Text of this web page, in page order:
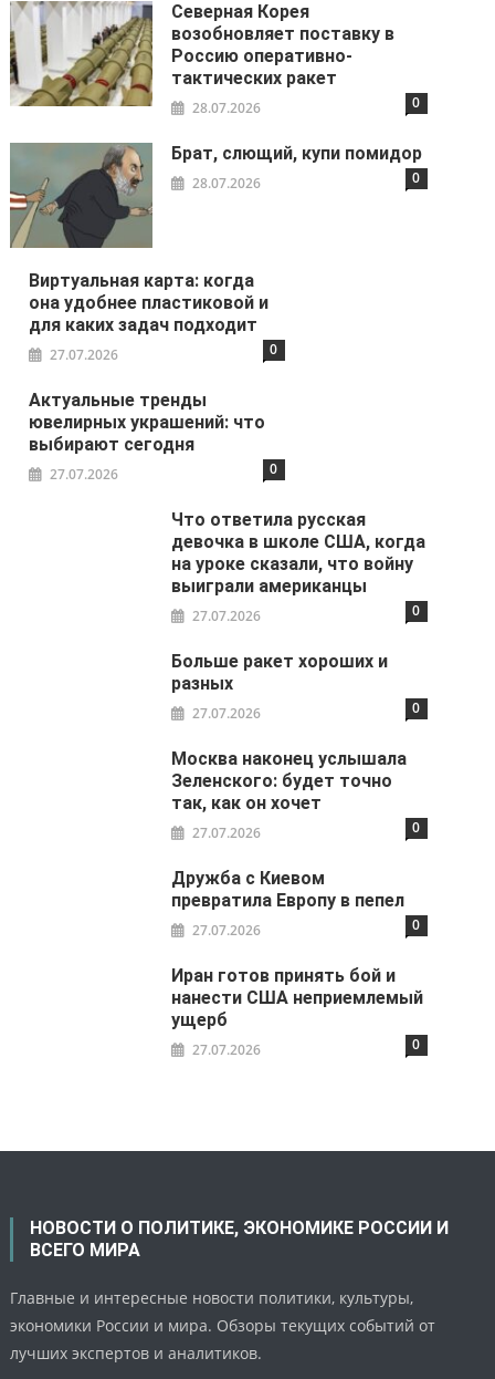
Северная Корея
возобновляет поставку в
Россию оперативно-
тактических ракет
28.07.2026 0
Брат, слющий, купи помидор
28.07.2026 0
Виртуальная карта: когда
она удобнее пластиковой и
для каких задач подходит
27.07.2026 0
Актуальные тренды
ювелирных украшений: что
выбирают сегодня
27.07.2026 0
Что ответила русская
девочка в школе США, когда
на уроке сказали, что войну
выиграли американцы
27.07.2026 0
Больше ракет хороших и
разных
27.07.2026 0
Москва наконец услышала
Зеленского: будет точно
так, как он хочет
27.07.2026 0
Дружба с Киевом
превратила Европу в пепел
27.07.2026 0
Иран готов принять бой и
нанести США неприемлемый
ущерб
27.07.2026 0
НОВОСТИ О ПОЛИТИКЕ, ЭКОНОМИКЕ РОССИИ И
ВСЕГО МИРА
Главные и интересные новости политики, культуры,
экономики России и мира. Обзоры текущих событий от
лучших экспертов и аналитиков.